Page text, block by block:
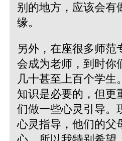
别的地方，应该会有
缘。
另外，在座很多师范
会成为老师，到时你
几十甚至上百个学生
知识是必要的，但更
们做一些心灵引导。
心灵指导，他们的父